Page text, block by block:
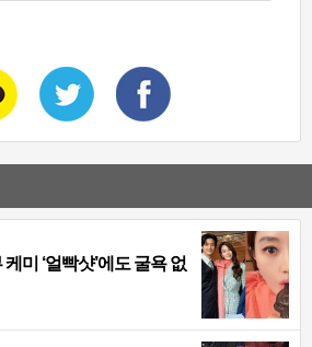
미 ‘얼빡샷’에도 굴욕 없